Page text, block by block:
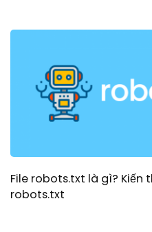
File robots.txt là gì? Kiến
robots.txt